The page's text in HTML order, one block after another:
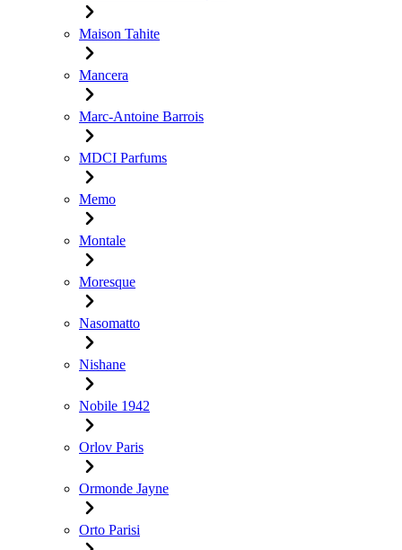
Maison Tahite
Mancera
Marc-Antoine Barrois
MDCI Parfums
Memo
Montale
Moresque
Nasomatto
Nishane
Nobile 1942
Orlov Paris
Ormonde Jayne
Orto Parisi